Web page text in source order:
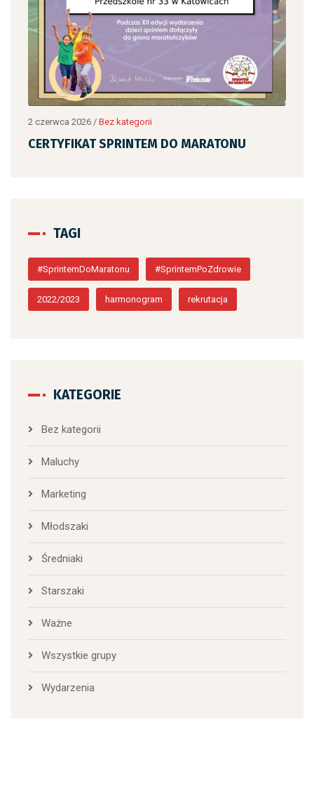
2 czerwca 2026 / Bez kategorii
CERTYFIKAT SPRINTEM DO MARATONU
TAGI
#SprintemDoMaratonu #SprintemPoZdrowie
2022/2023 harmonogram rekrutacja
KATEGORIE
Bez kategorii
Maluchy
Marketing
Młodszaki
Średniaki
Starszaki
Ważne
Wszystkie grupy
Wydarzenia